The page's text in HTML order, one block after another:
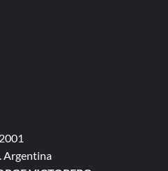
2001
Argentina